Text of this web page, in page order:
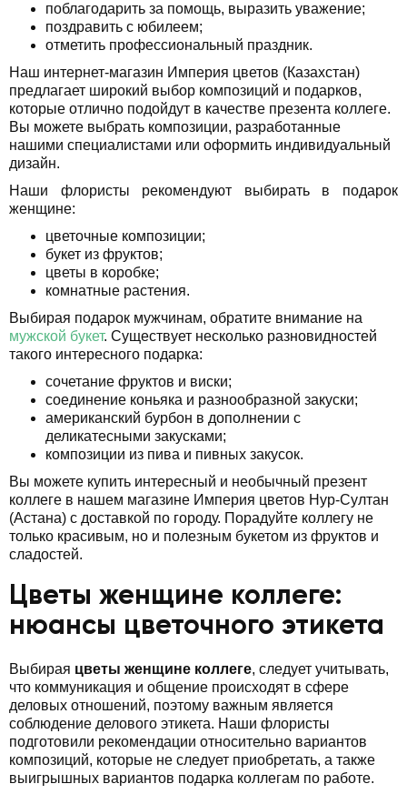
поблагодарить за помощь, выразить уважение;
поздравить с юбилеем;
отметить профессиональный праздник.
Наш интернет-магазин Империя цветов (Казахстан)
предлагает широкий выбор композиций и подарков,
которые отлично подойдут в качестве презента коллеге.
Вы можете выбрать композиции, разработанные
нашими специалистами или оформить индивидуальный
дизайн.
Наши флористы рекомендуют выбирать в подарок
женщине:
цветочные композиции;
букет из фруктов;
цветы в коробке;
комнатные растения.
Выбирая подарок мужчинам, обратите внимание на
мужской букет. Существует несколько разновидностей
такого интересного подарка:
сочетание фруктов и виски;
соединение коньяка и разнообразной закуски;
американский бурбон в дополнении с
деликатесными закусками;
композиции из пива и пивных закусок.
Вы можете купить интересный и необычный презент
коллеге в нашем магазине Империя цветов Нур-Султан
(Астана) с доставкой по городу. Порадуйте коллегу не
только красивым, но и полезным букетом из фруктов и
сладостей.
Цветы женщине коллеге:
нюансы цветочного этикета
Выбирая цветы женщине коллеге, следует учитывать,
что коммуникация и общение происходят в сфере
деловых отношений, поэтому важным является
соблюдение делового этикета. Наши флористы
подготовили рекомендации относительно вариантов
композиций, которые не следует приобретать, а также
выигрышных вариантов подарка коллегам по работе.